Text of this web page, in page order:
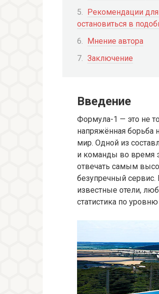
Рекомендации
остановиться в
Мнение автора
Заключение
Введение
Формула-1 — это не
напряжённая борьба
мир. Одной из
и команды во время
отвечать самым
безупречный
известные отели,
статистика по